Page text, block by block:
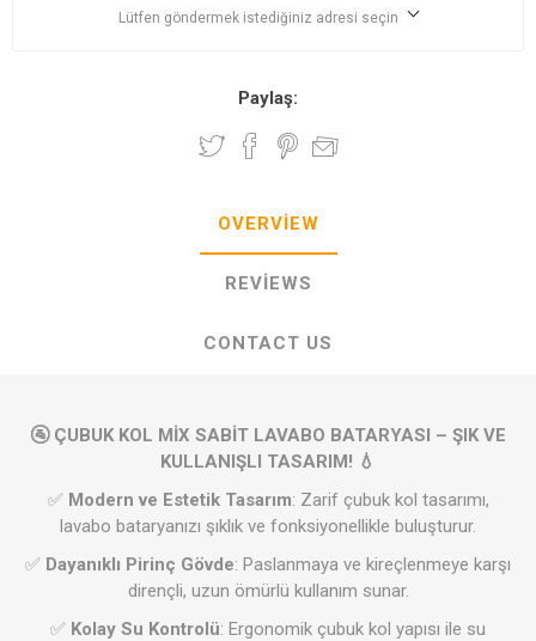
Lütfen göndermek istediğiniz adresi seçin
Paylaş:
OVERVIEW
REVIEWS
CONTACT US
🚰 ÇUBUK KOL MİX SABİT LAVABO BATARYASI – ŞIK VE
KULLANIŞLI TASARIM! 💧
✅ Modern ve Estetik Tasarım: Zarif çubuk kol tasarımı,
lavabo bataryanızı şıklık ve fonksiyonellikle buluşturur.
✅ Dayanıklı Pirinç Gövde: Paslanmaya ve kireçlenmeye karşı
dirençli, uzun ömürlü kullanım sunar.
✅ Kolay Su Kontrolü: Ergonomik çubuk kol yapısı ile su